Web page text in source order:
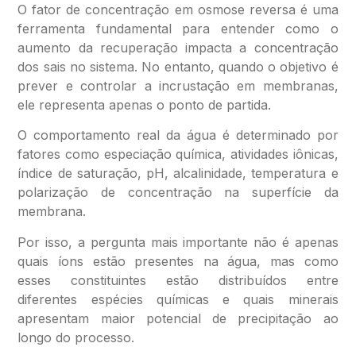
O fator de concentração em osmose reversa é uma
ferramenta fundamental para entender como o
aumento da recuperação impacta a concentração
dos sais no sistema. No entanto, quando o objetivo é
prever e controlar a incrustação em membranas,
ele representa apenas o ponto de partida.
O comportamento real da água é determinado por
fatores como especiação química, atividades iônicas,
índice de saturação, pH, alcalinidade, temperatura e
polarização de concentração na superfície da
membrana.
Por isso, a pergunta mais importante não é apenas
quais íons estão presentes na água, mas como
esses constituintes estão distribuídos entre
diferentes espécies químicas e quais minerais
apresentam maior potencial de precipitação ao
longo do processo.